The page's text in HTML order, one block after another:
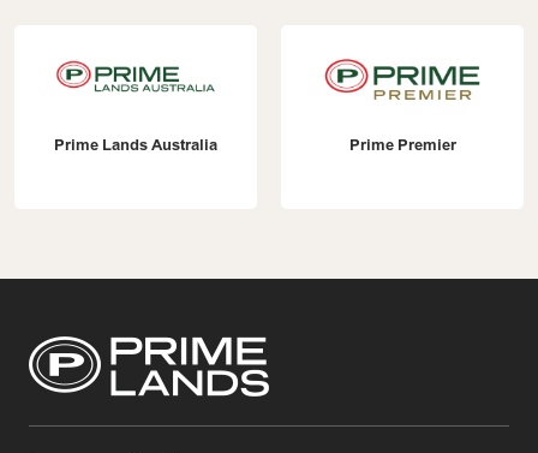
Prime Lands Australia Prime Premier